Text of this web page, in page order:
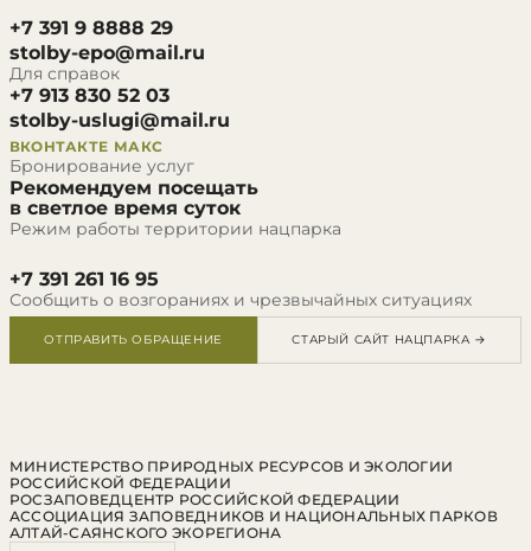
+7 391 9 8888 29
stolby-epo@mail.ru
Для справок
+7 913 830 52 03
stolby-uslugi@mail.ru
ВКОНТАКТЕ МАКС
Бронирование услуг
Рекомендуем посещать
в светлое время суток
Режим работы территории нацпарка
+7 391 261 16 95
Сообщить о возгораниях и чрезвычайных ситуациях
ОТПРАВИТЬ ОБРАЩЕНИЕ СТАРЫЙ САЙТ НАЦПАРКА →
МИНИСТЕРСТВО ПРИРОДНЫХ РЕСУРСОВ И ЭКОЛОГИИ
РОССИЙСКОЙ ФЕДЕРАЦИИ
РОСЗАПОВЕДЦЕНТР РОССИЙСКОЙ ФЕДЕРАЦИИ
АССОЦИАЦИЯ ЗАПОВЕДНИКОВ И НАЦИОНАЛЬНЫХ ПАРКОВ
АЛТАЙ-САЯНСКОГО ЭКОРЕГИОНА